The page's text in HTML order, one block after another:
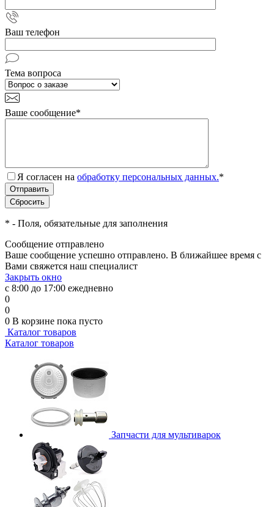
Ваш телефон
Тема вопроса
Ваше сообщение*
Я согласен на обработку персональных данных.*
* - Поля, обязательные для заполнения
Сообщение отправлено
Ваше сообщение успешно отправлено. В ближайшее время с
Вами свяжется наш специалист
Закрыть окно
с 8:00 до 17:00 ежедневно
0
0
0 В корзине пока пусто
Каталог товаров
Каталог товаров
Запчасти для мультиварок